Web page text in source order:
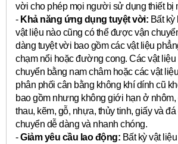
vời cho phép mọi người sử dụng thiết bị
- Khả năng ứng dụng tuyệt vời: Bất kỳ
vật liệu nào cũng có thể được vận
dàng tuyệt vời bao gồm các vật liệu
chạm nổi hoặc đường cong. Các vật liệu
chuyển bằng nam châm hoặc các vật
phân phối cân bằng không khí dính cũ
bao gồm nhưng không giới hạn ở nhôm,
thau, kẽm, gỗ, nhựa, thủy tinh, giấy và
chuyển dễ dàng và nhanh chóng.
-Giảm yêu cầu lao động: Bất kỳ vật